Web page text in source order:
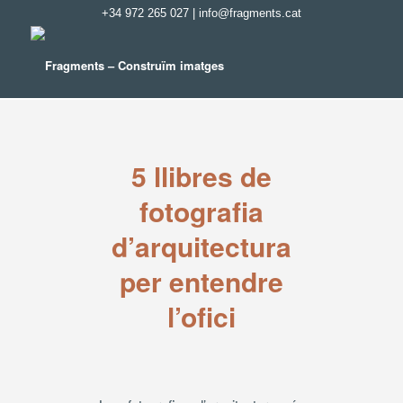
+34 972 265 027| info@fragments.cat
5 llibres de
fotografia
d’arquitectura
per entendre
l’ofici